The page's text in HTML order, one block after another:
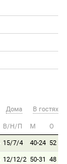
Дома В гостях
В/Н/П М О
15/7/4 40-24 52
12/12/2 50-31 48